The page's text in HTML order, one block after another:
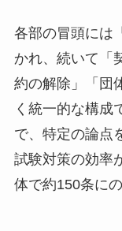
各部の冒頭には
かれ、続いて「
約の解除」「団
く統一的な構成
で、特定の論点
試験対策の効率
体で約150条に